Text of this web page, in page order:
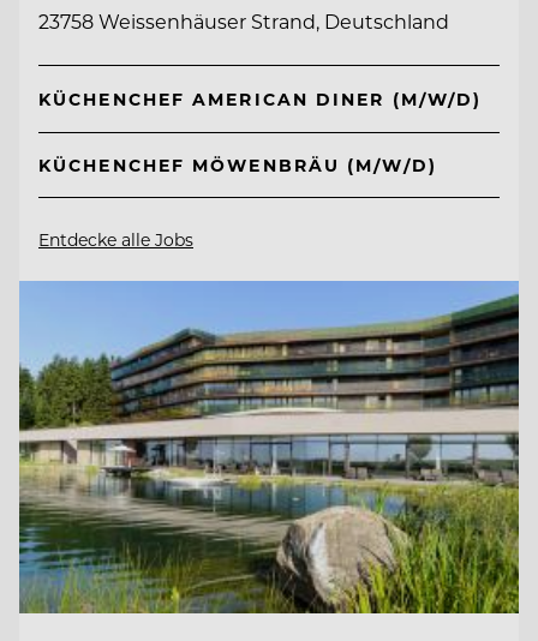
23758 Weissenhäuser Strand, Deutschland
KÜCHENCHEF AMERICAN DINER (M/W/D)
KÜCHENCHEF MÖWENBRÄU (M/W/D)
Entdecke alle Jobs